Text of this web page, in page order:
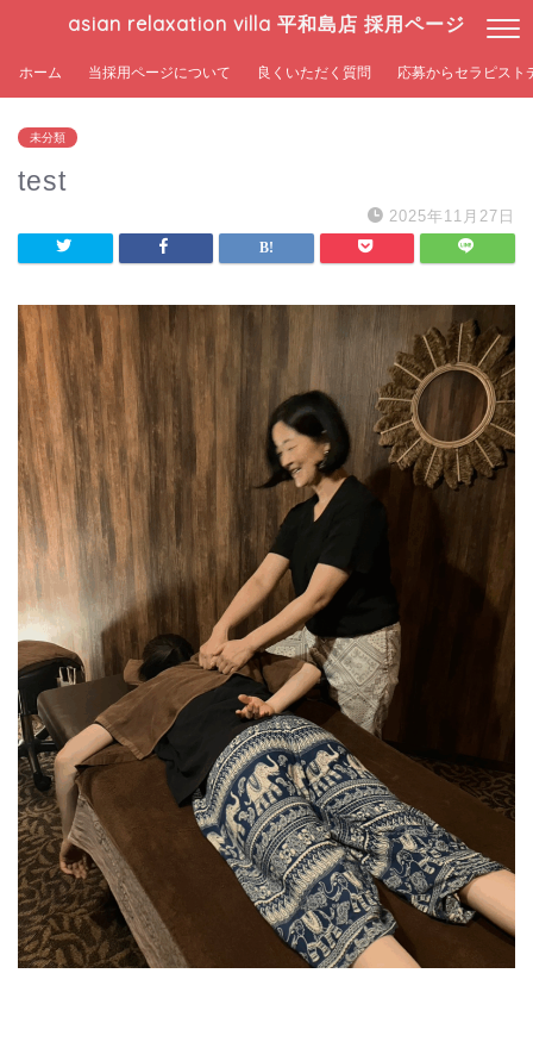
asian relaxation villa 平和島店 採用ページ
ホーム 当採用ページについて 良くいただく質問 応募からセラピスト
未分類
test
2025年11月27日